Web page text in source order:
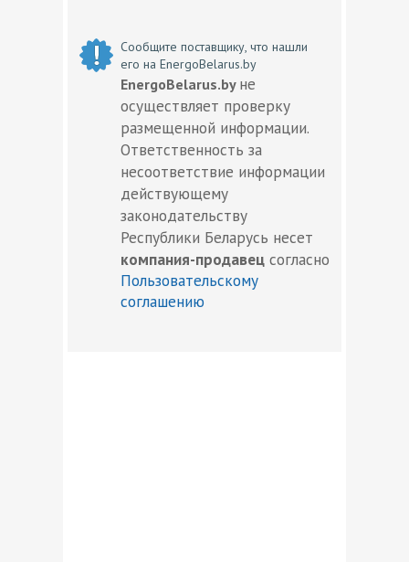
Сообщите поставщику, что нашли
его на EnergoBelarus.by
EnergoBelarus.by не
осуществляет проверку
размещенной информации.
Ответственность за
несоответствие информации
действующему
законодательству
Республики Беларусь несет
компания-продавец согласно
Пользовательскому
соглашению